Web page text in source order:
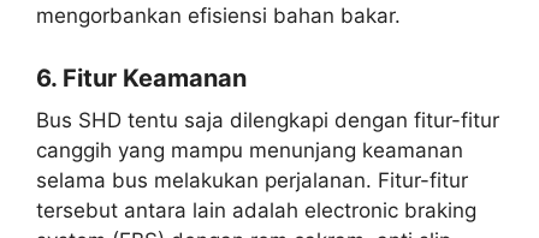
mengorbankan efisiensi bahan bakar.
6. Fitur Keamanan
Bus SHD tentu saja dilengkapi dengan fitur-fitur
canggih yang mampu menunjang keamanan
selama bus melakukan perjalanan. Fitur-fitur
tersebut antara lain adalah electronic braking